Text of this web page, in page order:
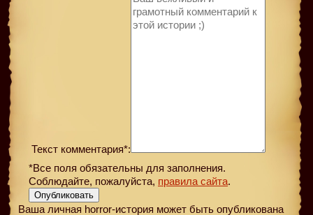
Текст комментария*:
*Все поля обязательны для заполнения.
Соблюдайте, пожалуйста, правила сайта.
Опубликовать
Ваша личная horror-история может быть опубликована